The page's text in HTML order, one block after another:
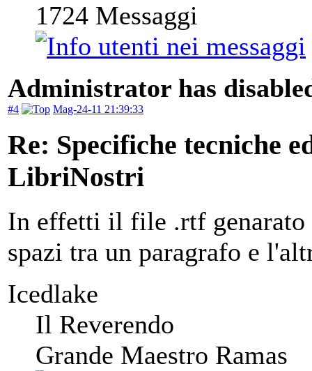
1724 Messaggi
Administrator has
#4 Mag-24-11 21:39:33
Re: Specifiche tecniche
LibriNostri
In effetti il file .rtf genarato
spazi tra un paragrafo e
Icedlake
Il Reverendo
Grande Maestro Ramas